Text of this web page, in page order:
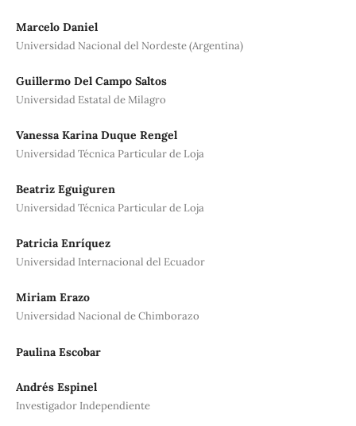
Marcelo Daniel
Universidad Nacional del Nordeste (Argentina)
Guillermo Del Campo Saltos
Universidad Estatal de Milagro
Vanessa Karina Duque Rengel
Universidad Técnica Particular de Loja
Beatriz Eguiguren
Universidad Técnica Particular de Loja
Patricia Enríquez
Universidad Internacional del Ecuador
Miriam Erazo
Universidad Nacional de Chimborazo
Paulina Escobar
Andrés Espinel
Investigador Independiente